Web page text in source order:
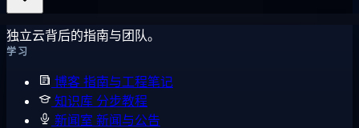
独立云背后的指南与团队。
学习
博客指南与工程笔记
知识库 分步教程
新闻室 新闻与公告